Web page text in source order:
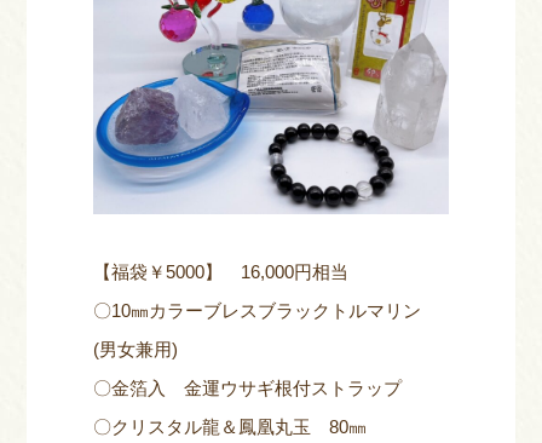
【福袋￥5000】 16,000円相当
〇10㎜カラーブレスブラックトルマリン
(男女兼用)
〇金箔入 金運ウサギ根付ストラップ
〇クリスタル龍＆鳳凰丸玉 80㎜